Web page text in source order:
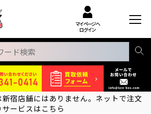
マイページへ
ログイン
宿店舗にはありません。ネットで注文
ービスはこちら